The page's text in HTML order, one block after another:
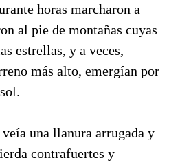
horas marcharon a
al pie de montañas cuyas
estre­llas, y a veces,
más alto, emergían por
una llanura arru­gada y
contrafuertes y